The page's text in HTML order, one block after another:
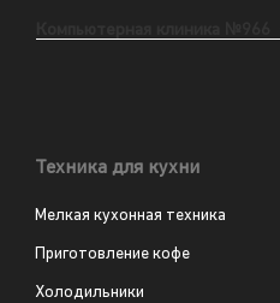
Техника для кухни
Мелкая кухонная техника
Приготовление кофе
Холодильники